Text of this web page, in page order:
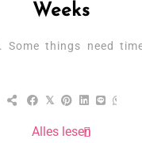
Weeks
Some things need
Alles lesen